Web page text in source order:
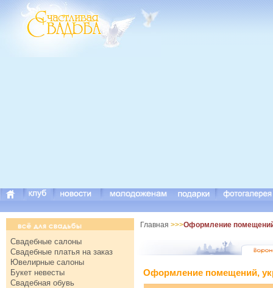
Свадебные салоны
Свадебные платья на заказ
Ювелирные салоны
Букет невесты
Свадебная обувь
Главная >>>Оформление
Оформление помещений,